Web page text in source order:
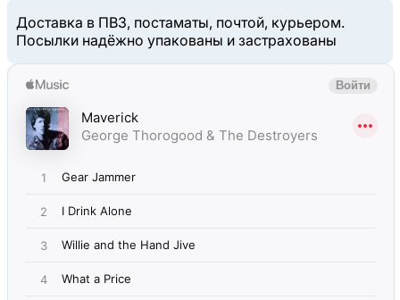
Доставка в ПВЗ, постаматы, почтой, курьером.
Посылки надёжно упакованы и застрахованы